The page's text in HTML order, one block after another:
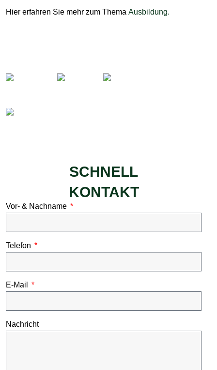
Hier erfahren Sie mehr zum Thema Ausbildung.
SCHNELL
KONTAKT
Vor- & Nachname
Telefon
E-Mail
Nachricht